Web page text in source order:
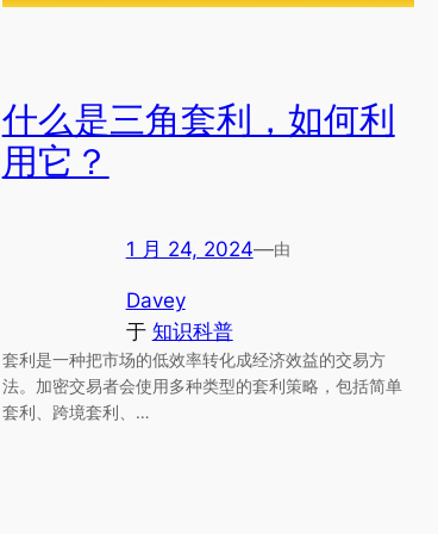
什么是三角套利，如何利
用它？
1 月 24, 2024—由
Davey
于 知识科普
套利是一种把市场的低效率转化成经济效益的交易方
法。加密交易者会使用多种类型的套利策略，包括简单
套利、跨境套利、…